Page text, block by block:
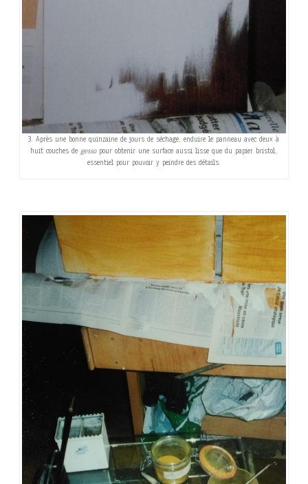
3. Après une bonne quinzaine de jours de séchage, enduire le panneau avec deux à
huit couches degessopour obtenir une surface aussi lisse que du papier bristol,
essentiel pour pouvoir y peindre des détails.